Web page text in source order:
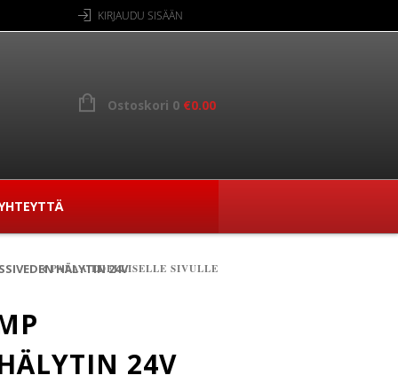
KIRJAUDU SISÄÄN
Ostoskori 0 €0.00
HÄLYTIN 24V
PALAA EDELLISELLE SIVULLE
24V